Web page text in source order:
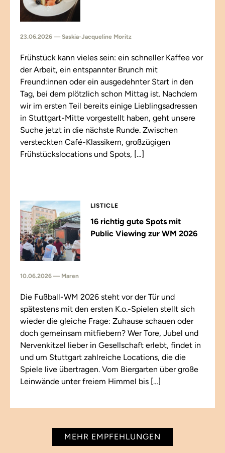
23.06.2026 — Saskia-Jacqueline Moritz
Frühstück kann vieles sein: ein schneller Kaffee vor
der Arbeit, ein entspannter Brunch mit
Freund:innen oder ein ausgedehnter Start in den
Tag, bei dem plötzlich schon Mittag ist. Nachdem
wir im ersten Teil bereits einige Lieblingsadressen
in Stuttgart-Mitte vorgestellt haben, geht unsere
Suche jetzt in die nächste Runde. Zwischen
versteckten Café-Klassikern, großzügigen
Frühstückslocations und Spots, […]
LISTICLE
16 richtig gute Spots mit
Public Viewing zur WM 2026
10.06.2026 — Maren
Die Fußball-WM 2026 steht vor der Tür und
spätestens mit den ersten K.o.-Spielen stellt sich
wieder die gleiche Frage: Zuhause schauen oder
doch gemeinsam mitfiebern? Wer Tore, Jubel und
Nervenkitzel lieber in Gesellschaft erlebt, findet in
und um Stuttgart zahlreiche Locations, die die
Spiele live übertragen. Vom Biergarten über große
Leinwände unter freiem Himmel bis […]
MEHR EMPFEHLUNGEN